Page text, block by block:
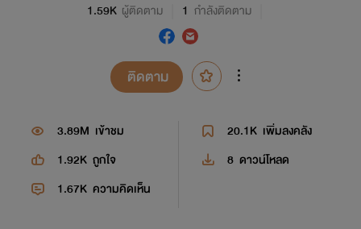
1.59K ผู้ติดตาม 1 กำลังติดตาม
ติดตาม
3.89M เข้าชม 20.1K เพิ่มลงคลัง
1.92K ถูกใจ 8 ดาวน์โหลด
1.67K ความคิดเห็น